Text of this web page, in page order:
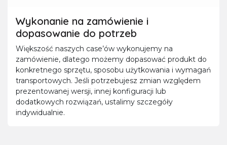
Wykonanie na zamówienie i
dopasowanie do potrzeb
Większość naszych case’ów wykonujemy na
zamówienie, dlatego możemy dopasować produkt do
konkretnego sprzętu, sposobu użytkowania i wymagań
transportowych. Jeśli potrzebujesz zmian względem
prezentowanej wersji, innej konfiguracji lub
dodatkowych rozwiązań, ustalimy szczegóły
indywidualnie.